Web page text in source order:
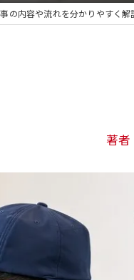
の内容や流れを分かりやすく
著者